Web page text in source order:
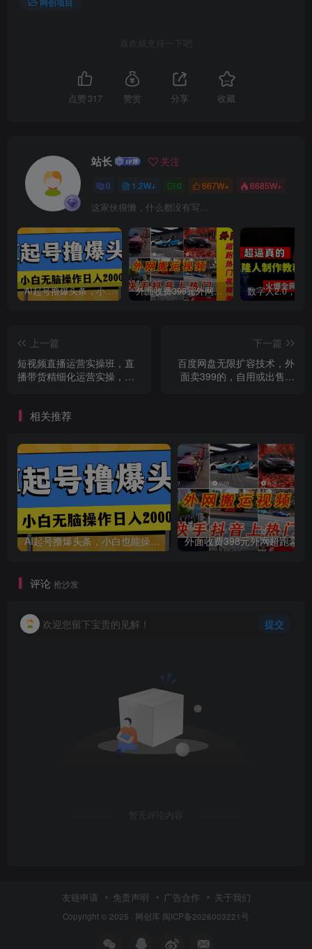
喜欢就支持一下吧
点赞 317 赞赏 分享 收藏
站长 关注
0 1.2W+ 0 667W+ 6685W+
这家伙很懒，什么都没有写...
AI起号撸爆头条，小白也能操作，日入2000+ 外面收费398元外网超跑豪车汽车视频搬运至快手抖音上热门项目
上一篇
短视频直播运营实操班，直
播带货精细化运营实操，教
下一篇
百度网盘无限扩容技术，外
面卖399的，自用或出售都
相关推荐
AI起号撸爆头条，小白也能操作，日入2000+
评论 抢沙发
欢迎您留下宝贵的见解！ 提交
暂无评论内容
友链申请 免责声明 广告合作 关于我们
Copyright © 2025 · 网创库 闽ICP备2026003221号